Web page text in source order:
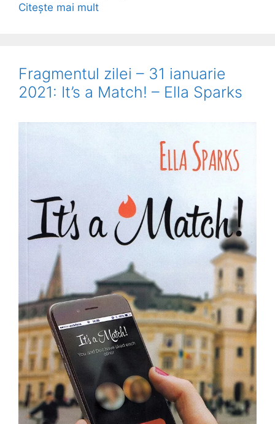
Citește mai mult
Fragmentul zilei – 31 ianuarie
2021: It’s a Match! – Ella Sparks